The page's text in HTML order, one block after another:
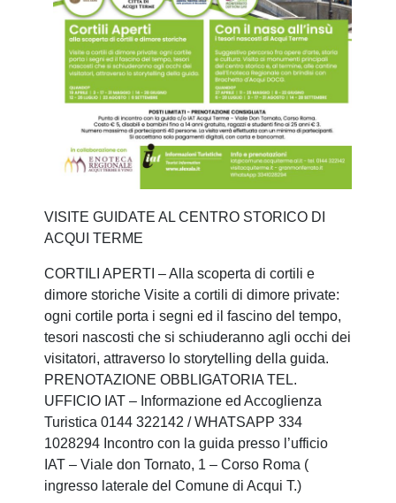
VISITE GUIDATE AL CENTRO STORICO DI
ACQUI TERME
CORTILI APERTI – Alla scoperta di cortili e
dimore storiche Visite a cortili di dimore private:
ogni cortile porta i segni ed il fascino del tempo,
tesori nascosti che si schiuderanno agli occhi dei
visitatori, attraverso lo storytelling della guida.
PRENOTAZIONE OBBLIGATORIA TEL.
UFFICIO IAT – Informazione ed Accoglienza
Turistica 0144 322142 / WHATSAPP 334
1028294 Incontro con la guida presso l’ufficio
IAT – Viale don Tornato, 1 – Corso Roma (
ingresso laterale del Comune di Acqui T.)